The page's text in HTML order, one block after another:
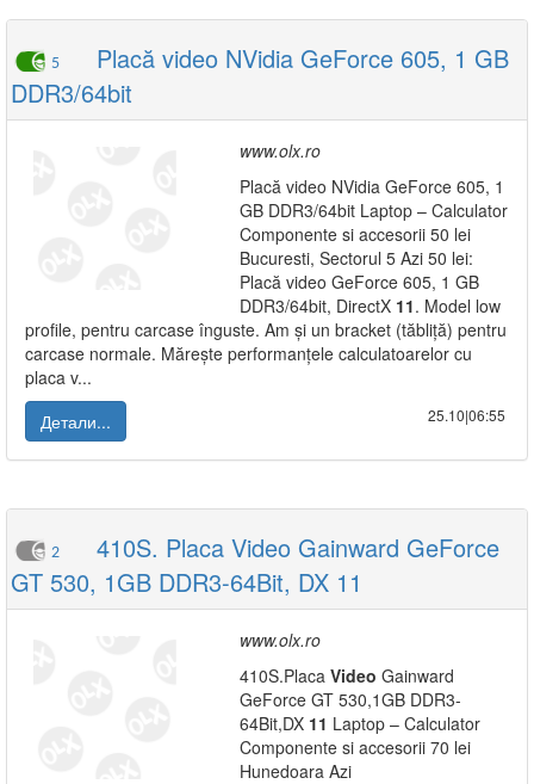
5
Placă video NVidia GeForce 605, 1 GB
DDR3/64bit
www.olx.ro
Placă video NVidia GeForce 605, 1
GB DDR3/64bit Laptop – Calculator
Componente si accesorii 50 lei
Bucuresti, Sectorul 5 Azi 50 lei:
Placă video GeForce 605, 1 GB
DDR3/64bit, DirectX 11. Model low
profile, pentru carcase înguste. Am și un bracket (tăbliță) pentru
carcase normale. Mărește performanțele calculatoarelor cu
placa v...
Детали...
25.10|06:55
2
410S. Placa Video Gainward GeForce
GT 530, 1GB DDR3-64Bit, DX 11
www.olx.ro
410S.Placa Video Gainward
GeForce GT 530,1GB DDR3-
64Bit,DX 11 Laptop – Calculator
Componente si accesorii 70 lei
Hunedoara Azi